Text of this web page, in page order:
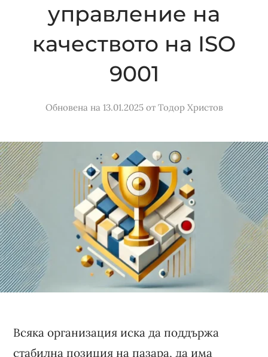
управление на
качеството на ISO
9001
Обновена на 13.01.2025от Тодор Христов
Всяка организация иска да поддържа
стабилна позиция на пазара, да има